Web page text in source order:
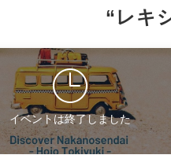
“レキ
イベントは終了しました